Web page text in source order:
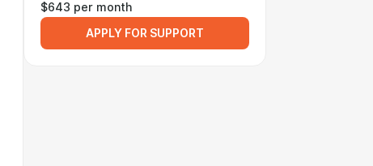
$643 per month
APPLY FOR SUPPORT